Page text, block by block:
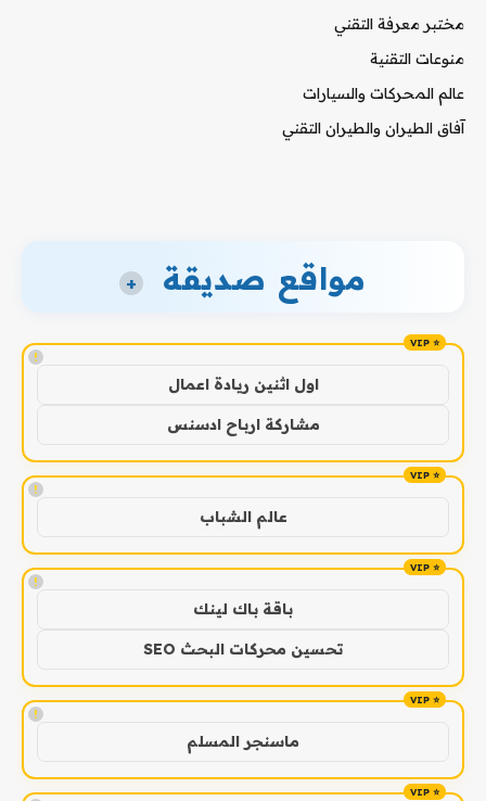
مختبر معرفة التقني
منوعات التقنية
عالم المحركات والسيارات
آفاق الطيران والطيران التقني
مواقع صديقة +
!
اول اثنين ريادة اعمال
مشاركة ارباح ادسنس
!
عالم الشباب
!
باقة باك لينك
تحسين محركات البحث SEO
!
ماسنجر المسلم